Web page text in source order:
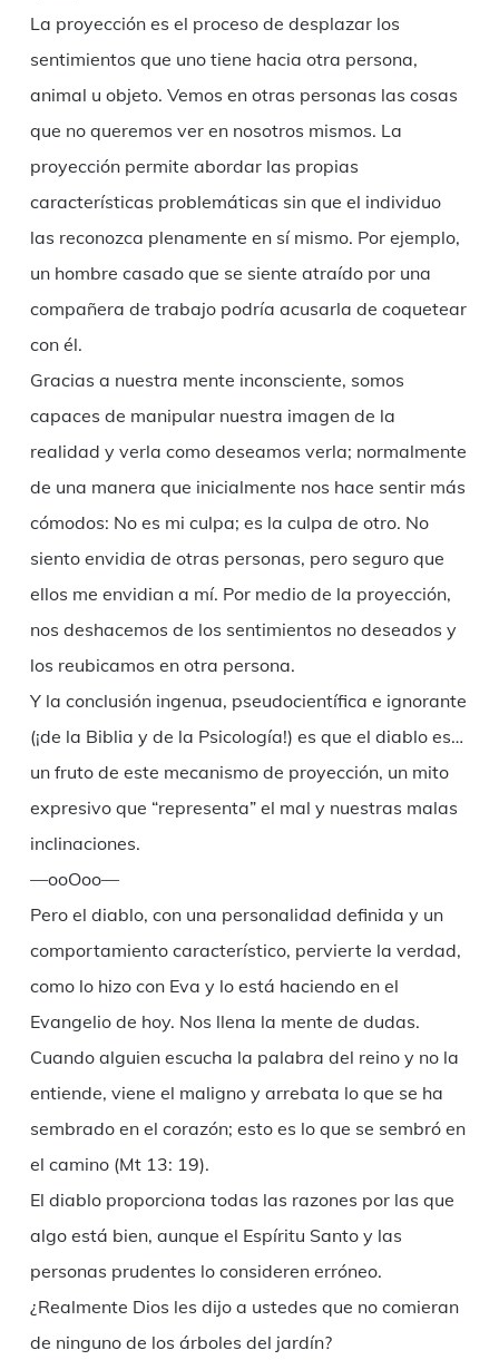
La proyección es el proceso de desplazar los
sentimientos que uno tiene hacia otra persona,
animal u objeto. Vemos en otras personas las cosas
que no queremos ver en nosotros mismos. La
proyección permite abordar las propias
características problemáticas sin que el individuo
las reconozca plenamente en sí mismo. Por ejemplo,
un hombre casado que se siente atraído por una
compañera de trabajo podría acusarla de coquetear
con él.
Gracias a nuestra mente inconsciente, somos
capaces de manipular nuestra imagen de la
realidad y verla como deseamos verla; normalmente
de una manera que inicialmente nos hace sentir más
cómodos: No es mi culpa; es la culpa de otro. No
siento envidia de otras personas, pero seguro que
ellos me envidian a mí. Por medio de la proyección,
nos deshacemos de los sentimientos no deseados y
los reubicamos en otra persona.
Y la conclusión ingenua, pseudocientífica e ignorante
(¡de la Biblia y de la Psicología!) es que el diablo es…
un fruto de este mecanismo de proyección, un mito
expresivo que “representa” el mal y nuestras malas
inclinaciones.
—ooOoo—
Pero el diablo, con una personalidad definida y un
comportamiento característico, pervierte la verdad,
como lo hizo con Eva y lo está haciendo en el
Evangelio de hoy. Nos llena la mente de dudas.
Cuando alguien escucha la palabra del reino y no la
entiende, viene el maligno y arrebata lo que se ha
sembrado en el corazón; esto es lo que se sembró en
el camino (Mt 13: 19).
El diablo proporciona todas las razones por las que
algo está bien, aunque el Espíritu Santo y las
personas prudentes lo consideren erróneo.
¿Realmente Dios les dijo a ustedes que no comieran
de ninguno de los árboles del jardín?